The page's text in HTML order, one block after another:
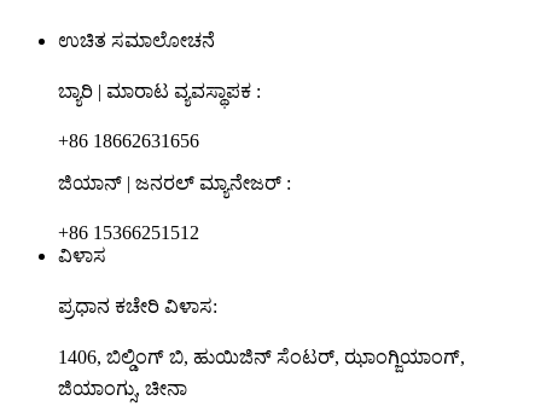
ಉಚಿತ ಸಮಾಲೋಚನೆ
ಬ್ಯಾರಿ | ಮಾರಾಟ ವ್ಯವಸ್ಥಾಪಕ :
+86 18662631656
ಜಿಯಾನ್ | ಜನರಲ್ ಮ್ಯಾನೇಜರ್ :
+86 15366251512
ವಿಳಾಸ
ಪ್ರಧಾನ ಕಚೇರಿ ವಿಳಾಸ:
1406, ಬಿಲ್ಡಿಂಗ್ ಬಿ, ಹುಯಿಜಿನ್ ಸೆಂಟರ್, ಝಾಂಗ್ಜಿಯಾಂಗ್,
ಜಿಯಾಂಗ್ಸು, ಚೀನಾ